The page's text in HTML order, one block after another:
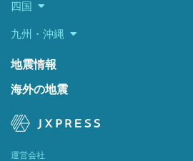
四国
九州・沖縄
地震情報
海外の地震
運営会社